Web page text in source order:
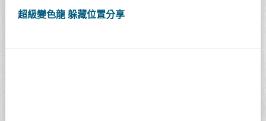
超級變色龍 躲藏位置分享